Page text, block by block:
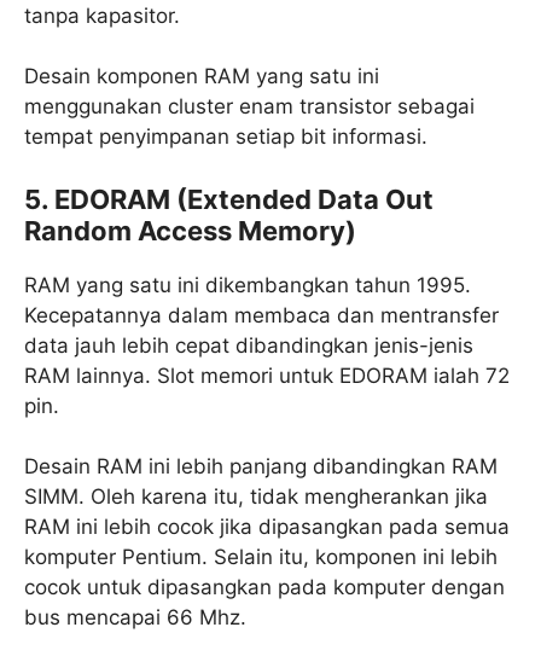
tanpa kapasitor.
Desain komponen RAM yang satu ini
menggunakan cluster enam transistor sebagai
tempat penyimpanan setiap bit informasi.
5. EDORAM (Extended Data Out
Random Access Memory)
RAM yang satu ini dikembangkan tahun 1995.
Kecepatannya dalam membaca dan mentransfer
data jauh lebih cepat dibandingkan jenis-jenis
RAM lainnya. Slot memori untuk EDORAM ialah 72
pin.
Desain RAM ini lebih panjang dibandingkan RAM
SIMM. Oleh karena itu, tidak mengherankan jika
RAM ini lebih cocok jika dipasangkan pada semua
komputer Pentium. Selain itu, komponen ini lebih
cocok untuk dipasangkan pada komputer dengan
bus mencapai 66 Mhz.